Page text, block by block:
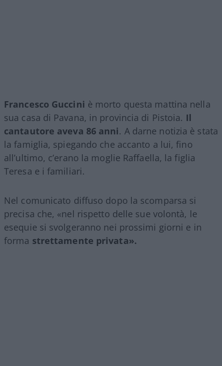
Francesco Guccini è morto questa mattina nella
sua casa di Pavana, in provincia di Pistoia. Il
cantautore aveva 86 anni. A darne notizia è stata
la famiglia, spiegando che accanto a lui, fino
all’ultimo, c’erano la moglie Raffaella, la figlia
Teresa e i familiari.
Nel comunicato diffuso dopo la scomparsa si
precisa che, «nel rispetto delle sue volontà, le
esequie si svolgeranno nei prossimi giorni e in
forma strettamente privata».